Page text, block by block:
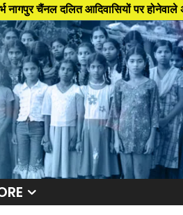
दलित आदिवासियों पर होनेवाले अन्याय